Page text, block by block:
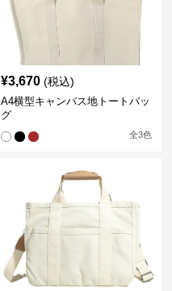
¥3,670 (税込)
A4横型キャンバス地トートバッ
グ
全3色